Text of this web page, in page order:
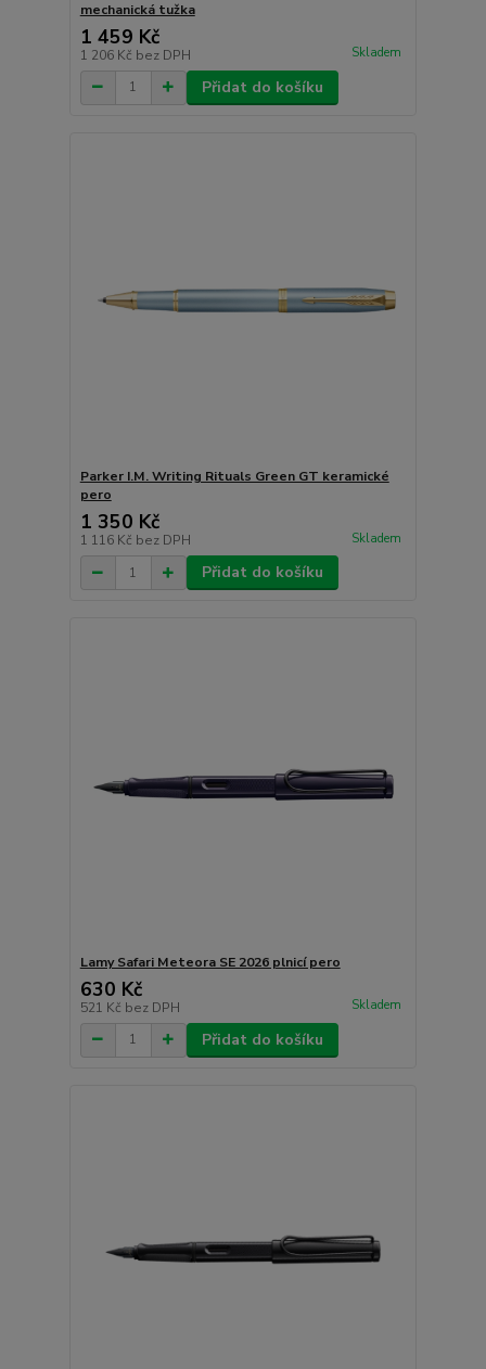
mechanická tužka
1 459 Kč
1 206 Kč bez DPH Skladem
Přidat do košíku
Parker I.M. Writing Rituals Green GT keramické
pero
1 350 Kč
1 116 Kč bez DPH Skladem
Přidat do košíku
Lamy Safari Meteora SE 2026 plnicí pero
630 Kč
521 Kč bez DPH Skladem
Přidat do košíku